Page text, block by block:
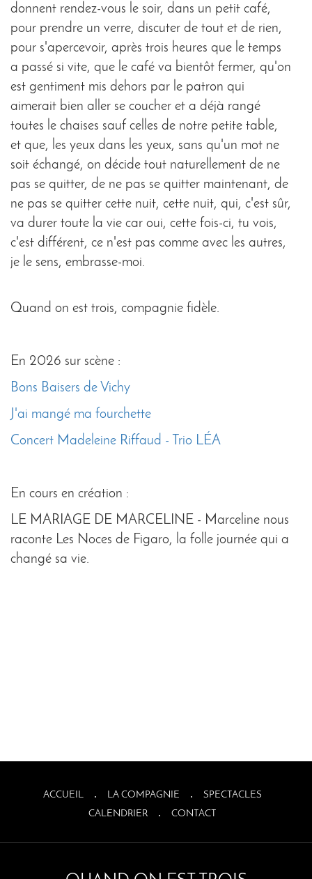
donnent rendez-vous le soir, dans un petit café,
pour prendre un verre, discuter de tout et de rien,
pour s'apercevoir, après trois heures que le temps
a passé si vite, que le café va bientôt fermer, qu'on
est gentiment mis dehors par le patron qui
aimerait bien aller se coucher et a déjà rangé
toutes le chaises sauf celles de notre petite table,
et que, les yeux dans les yeux, sans qu'un mot ne
soit échangé, on décide tout naturellement de ne
pas se quitter, de ne pas se quitter maintenant, de
ne pas se quitter cette nuit, cette nuit, qui, c'est sûr,
va durer toute la vie car oui, cette fois-ci, tu vois,
c'est différent, ce n'est pas comme avec les autres,
je le sens, embrasse-moi.
Quand on est trois, compagnie fidèle.
En 2026 sur scène :
Bons Baisers de Vichy
J'ai mangé ma fourchette
Concert Madeleine Riffaud - Trio LÉA
En cours en création :
LE MARIAGE DE MARCELINE - Marceline nous
raconte Les Noces de Figaro, la folle journée qui a
changé sa vie.
ACCUEIL LA COMPAGNIE
SPECTACLES
CALENDRIER
CONTACT